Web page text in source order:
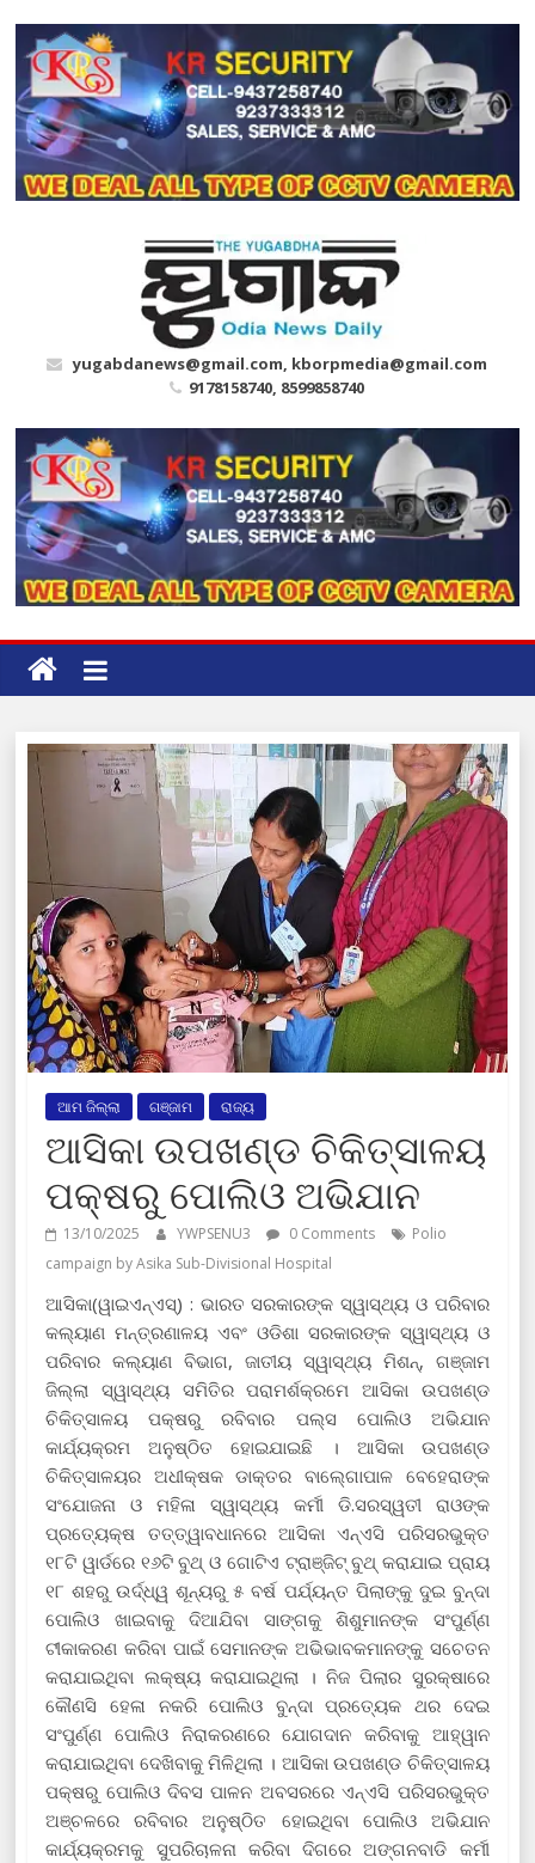
content
yugabdanews@gmail.com, kborpmedia@gmail.com
9178158740, 8599858740
ଆମ ଜିଲ୍ଲା ଗଞ୍ଜାମ ରାଜ୍ୟ
ଆସିକା ଉପଖଣ୍ଡ ଚିକିତ୍ସାଳୟ
ପକ୍ଷରୁ ପୋଲିଓ ଅଭିଯାନ
13/10/2025 YWPSENU3 0 Comments
Polio
campaign by Asika Sub-Divisional Hospital
ଆସିକା(ୱାଇଏନ୍‍ଏସ୍‍) : ଭାରତ ସରକାରଙ୍କ ସ୍ୱାସ୍ଥ୍ୟ ଓ ପରିବାର
କଲ୍ୟାଣ ମନ୍ତ୍ରଣାଳୟ ଏବଂ ଓଡିଶା ସରକାରଙ୍କ ସ୍ୱାସ୍ଥ୍ୟ ଓ
ପରିବାର କଲ୍ୟାଣ ବିଭାଗ, ଜାତୀୟ ସ୍ୱାସ୍ଥ୍ୟ ମିଶନ୍‍, ଗଞ୍ଜାମ
ଜିଲ୍ଲା ସ୍ୱାସ୍ଥ୍ୟ ସମିତିର ପରାମର୍ଶକ୍ରମେ ଆସିକା ଉପଖଣ୍ଡ
ଚିକିତ୍ସାଳୟ ପକ୍ଷରୁ ରବିବାର ପଲ୍‍ସ ପୋଲିଓ ଅଭିଯାନ
କାର୍ଯ୍ୟକ୍ରମ ଅନୁଷ୍ଠିତ ହୋଇଯାଇଛି । ଆସିକା ଉପଖଣ୍ଡ
ଚିକିତ୍ସାଳୟର ଅଧୀକ୍ଷକ ଡାକ୍ତର ବାଲ୍‍ଗୋପାଳ ବେହେରାଙ୍କ
ସଂଯୋଜନା ଓ ମହିଳା ସ୍ୱାସ୍ଥ୍ୟ କର୍ମୀ ଡି.ସରସ୍ୱତୀ ରାଓଙ୍କ
ପ୍ରତ୍ୟେକ୍ଷ ତତ୍ତ୍ୱାବଧାନରେ ଆସିକା ଏନ୍‍ଏସି ପରିସରଭୁକ୍ତ
୧୮ଟି ୱାର୍ଡରେ ୧୬ଟି ବୁଥ୍‍ ଓ ଗୋଟିଏ ଟ୍ରାଞ୍ଜିଟ୍‍ ବୁଥ୍‍ କରାଯାଇ ପ୍ରାୟ
୧୮ ଶହରୁ ଉର୍ଦ୍ଧ୍ୱ ଶୂନ୍ୟରୁ ୫ ବର୍ଷ ପର୍ଯ୍ୟନ୍ତ ପିଲାଙ୍କୁ ଦୁଇ ବୁନ୍ଦା
ପୋଲିଓ ଖାଇବାକୁ ଦିଆଯିବା ସାଙ୍ଗକୁ ଶିଶୁମାନଙ୍କ ସଂପୁର୍ଣ୍ଣ
ଟୀକାକରଣ କରିବା ପାଇଁ ସେମାନଙ୍କ ଅଭିଭାବକମାନଙ୍କୁ ସଚେତନ
କରାଯାଇଥିବା ଲକ୍ଷ୍ୟ କରାଯାଇଥିଲା । ନିଜ ପିଲାର ସୁରକ୍ଷାରେ
କୌଣସି ହେଳା ନକରି ପୋଲିଓ ବୁନ୍ଦା ପ୍ରତ୍ୟେକ ଥର ଦେଇ
ସଂପୁର୍ଣ୍ଣ ପୋଲିଓ ନିରାକରଣରେ ଯୋଗଦାନ କରିବାକୁ ଆହ୍ୱାନ
କରାଯାଇଥିବା ଦେଖିବାକୁ ମିଳିଥିଲା । ଆସିକା ଉପଖଣ୍ଡ ଚିକିତ୍ସାଳୟ
ପକ୍ଷରୁ ପୋଲିଓ ଦିବସ ପାଳନ ଅବସରରେ ଏନ୍‍ଏସି ପରିସରଭୁକ୍ତ
ଅଞ୍ଚଳରେ ରବିବାର ଅନୁଷ୍ଠିତ ହୋଇଥିବା ପୋଲିଓ ଅଭିଯାନ
କାର୍ଯ୍ୟକ୍ରମକୁ ସୁପରିଚାଳନା କରିବା ଦିଗରେ ଅଙ୍ଗନବାଡି କର୍ମୀ